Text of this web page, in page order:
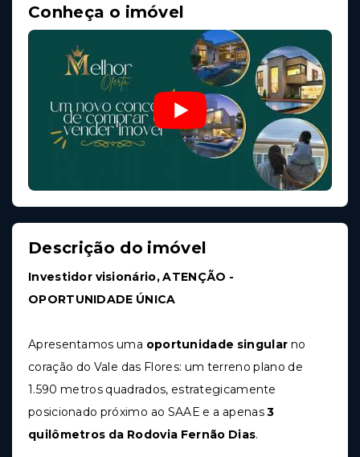
Conheça o imóvel
Descrição do imóvel
Investidor visionário, ATENÇÃO -
OPORTUNIDADE ÚNICA
Apresentamos uma oportunidade singular no
coração do Vale das Flores: um terreno plano de
1.590 metros quadrados, estrategicamente
posicionado próximo ao SAAE e a apenas3
quilômetros da Rodovia Fernão Dias.